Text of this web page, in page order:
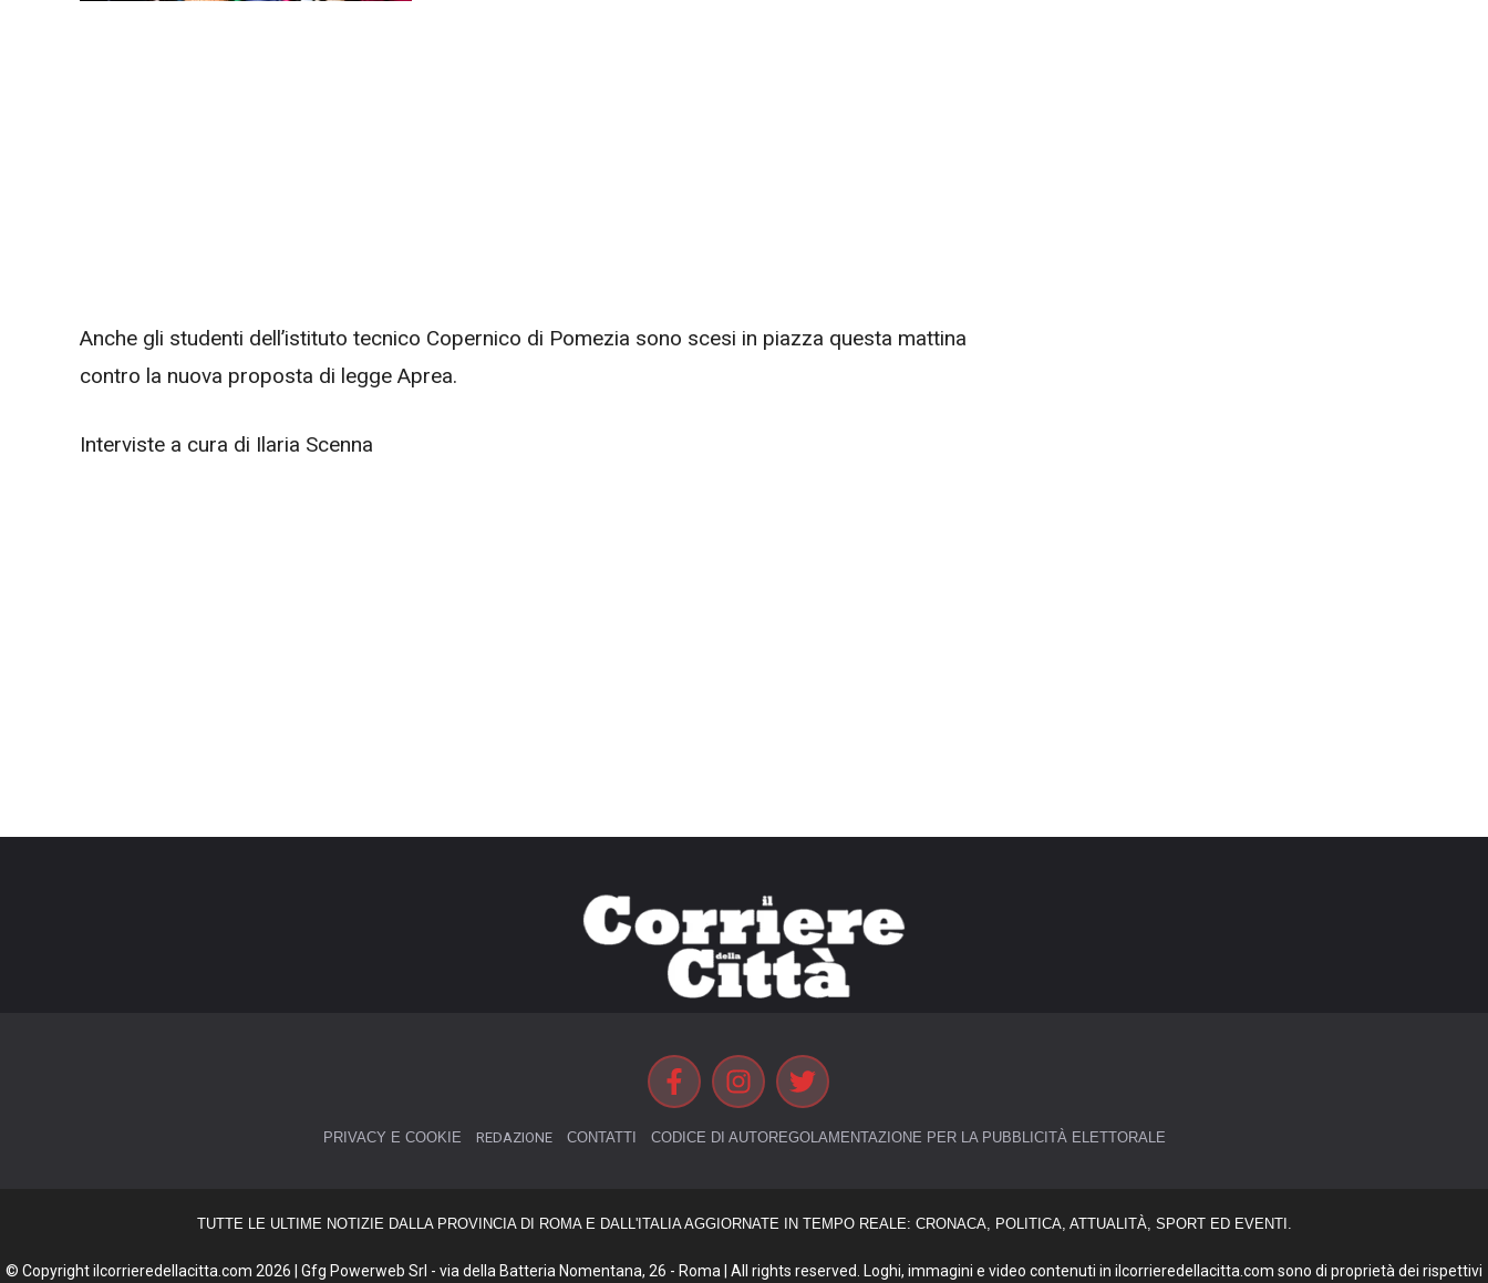
Anche gli studenti dell’istituto tecnico Copernico di Pomezia sono scesi in piazza questa mattina
contro la nuova proposta di legge Aprea.
Interviste a cura di Ilaria Scenna
PRIVACY E COOKIE REDAZIONE CONTATTI CODICE DI AUTOREGOLAMENTAZIONE PER LA PUBBLICITÀ ELETTORALE
TUTTE LE ULTIME NOTIZIE DALLA PROVINCIA DI ROMA E DALL'ITALIA AGGIORNATE IN TEMPO REALE: CRONACA, POLITICA, ATTUALITÀ, SPORT ED EVENTI.
© Copyright ilcorrieredellacitta.com 2026 | Gfg Powerweb Srl - via della Batteria Nomentana, 26 - Roma | All rights reserved. Loghi, immagini e video contenuti in ilcorrieredellacitta.com sono di proprietà dei rispettivi